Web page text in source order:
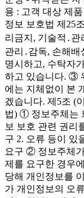
용 : 고객 대상 제
정보 보호법 제25
리금지, 기술적․
관리․감독, 손해배
명시하고, 수탁자
하고 있습니다. ③
에는 지체없이 본
겠습니다. 제5조 (
법) ① 정보주체는
보 보호 관련 권리
구 2. 오류 등이 있
요구 ② 정보주체
제를 요구한 경우
당해 개인정보를
가 개인정보의 오